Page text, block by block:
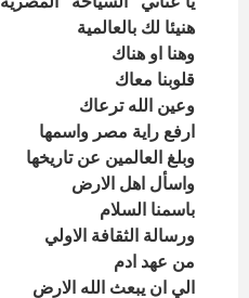
هنيئا لك بالعالمية
وهنا او هناك
قلوبنا معاك
وعين الله ترعاك
ارفع راية مصر واسمها
وبلغ العالمين عن تاريخها
واسأل اهل الارض
باسمنا السلام
ورسالة الثقافة الاولي
من عهد ادم
الي ان يبعث الله الارض